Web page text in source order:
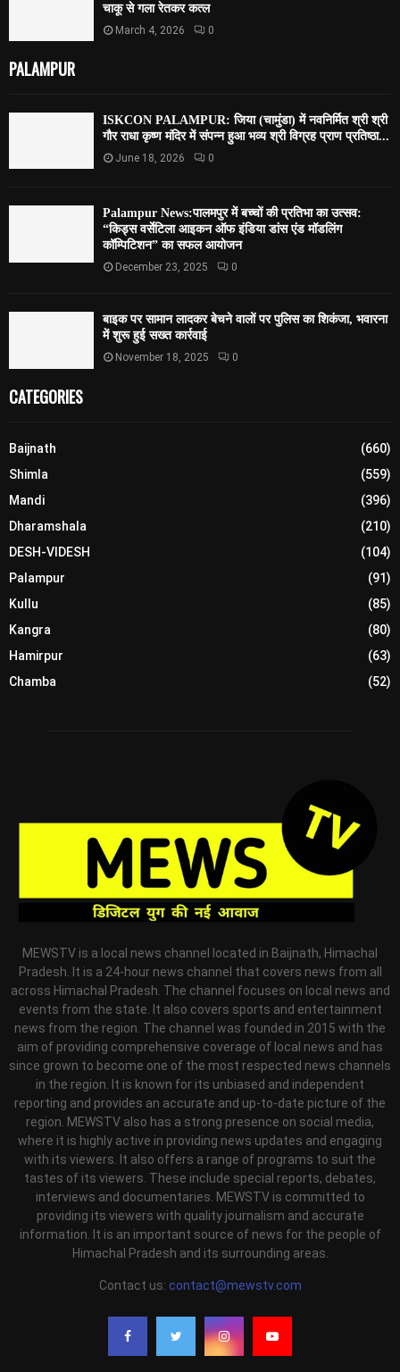
चाकू से गला रेतकर कत्ल
March 4, 2026 0
PALAMPUR
ISKCON PALAMPUR: जिया (चामुंडा) में नवनिर्मित श्री श्री
गौर राधा कृष्ण मंदिर में संपन्न हुआ भव्य श्री विग्रह प्राण प्रतिष्ठा...
June 18, 2026 0
Palampur News:पालमपुर में बच्चों की प्रतिभा का उत्सव:
“किड्स वर्सेटिला आइकन ऑफ इंडिया डांस एंड मॉडलिंग
कॉम्पिटिशन” का सफल आयोजन
December 23, 2025 0
बाइक पर सामान लादकर बेचने वालों पर पुलिस का शिकंजा, भवारना
में शुरू हुई सख्त कार्रवाई
November 18, 2025 0
CATEGORIES
Baijnath
(660)
Shimla
(559)
Mandi
(396)
Dharamshala
(210)
DESH-VIDESH
(104)
Palampur
(91)
Kullu
(85)
Kangra
(80)
Hamirpur
(63)
Chamba
(52)
MEWSTV is a local news channel located in Baijnath, Himachal
Pradesh. It is a 24-hour news channel that covers news from all
across Himachal Pradesh. The channel focuses on local news and
events from the state. It also covers sports and entertainment
news from the region. The channel was founded in 2015 with the
aim of providing comprehensive coverage of local news and has
since grown to become one of the most respected news channels
in the region. It is known for its unbiased and independent
reporting and provides an accurate and up-to-date picture of the
region. MEWSTV also has a strong presence on social media,
where it is highly active in providing news updates and engaging
with its viewers. It also offers a range of programs to suit the
tastes of its viewers. These include special reports, debates,
interviews and documentaries. MEWSTV is committed to
providing its viewers with quality journalism and accurate
information. It is an important source of news for the people of
Himachal Pradesh and its surrounding areas.
Contact us: contact@mewstv.com